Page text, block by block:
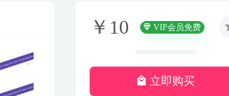
￥10 VIP会员免费
立即购买